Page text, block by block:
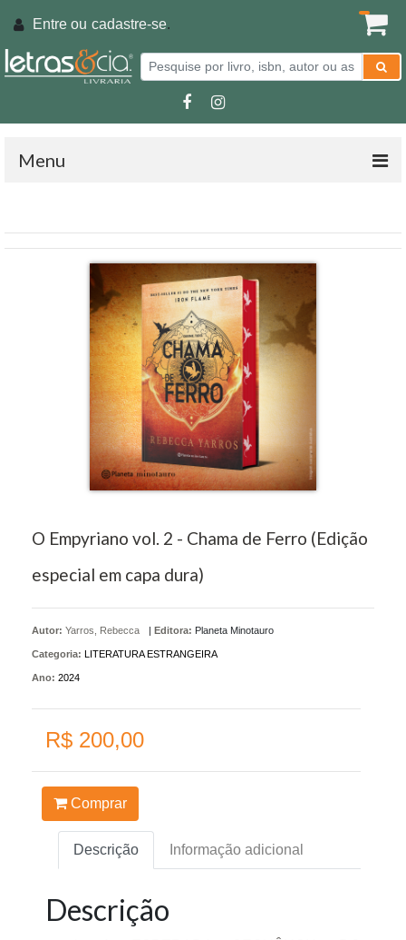
Entre ou cadastre-se.
Menu
O Empyriano vol. 2 - Chama de Ferro (Edição
especial em capa dura)
Autor: Yarros, Rebecca | Editora: Planeta Minotauro
Categoria: LITERATURA ESTRANGEIRA
Ano: 2024
R$ 200,00
Comprar
Descrição Informação adicional
Descrição